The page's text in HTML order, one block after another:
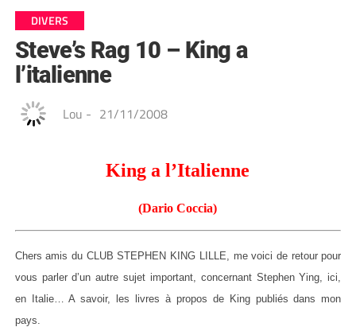
DIVERS
Steve’s Rag 10 – King a
l’italienne
Lou - 21/11/2008
King a l’Italienne
(Dario Coccia)
Chers amis du CLUB STEPHEN KING LILLE, me voici de retour pour
vous parler d’un autre sujet important, concernant Stephen Ying, ici,
en Italie… A savoir, les livres à propos de King publiés dans mon
pays.